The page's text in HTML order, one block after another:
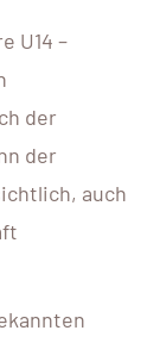
U14 –
der
der
auch